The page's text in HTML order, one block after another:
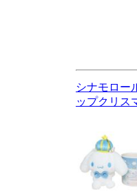
シナモロー
ップクリス